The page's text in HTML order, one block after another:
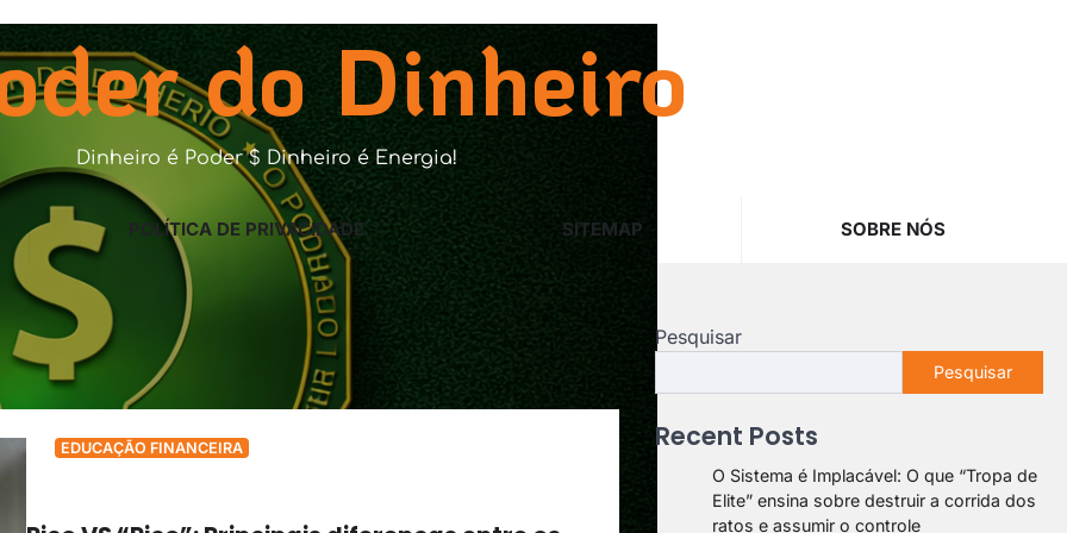
do Dinheiro
Dinheiro é Poder $ Dinheiro é Energia!
POLÍTICA DE PRIVACIDADE SITEMAP SOBRE NÓS
EDUCAÇÃO FINANCEIRA
Pesquisar
Pesquisar
Recent Posts
O Sistema é Implacável: O que “Tropa de
Elite” ensina sobre destruir a corrida dos
ratos e assumir o controle